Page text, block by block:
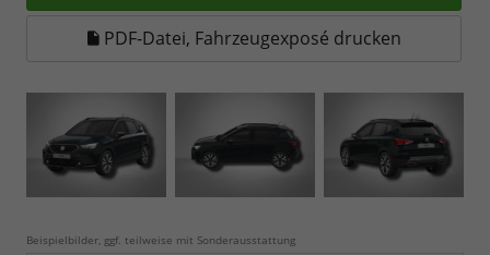
PDF-Datei, Fahrzeugexposé drucken
Beispielbilder, ggf. teilweise mit Sonderausstattung